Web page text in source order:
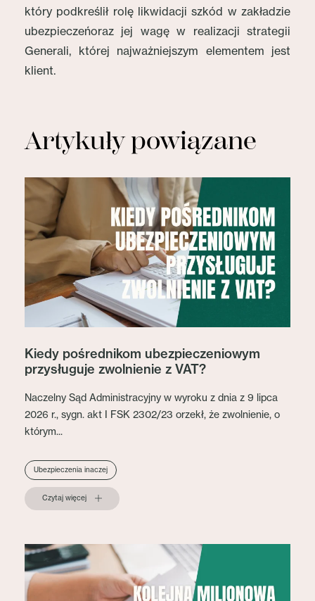
który podkreślił rolę likwidacji szkód w zakładzie
ubezpieczeńoraz jej wagę w realizacji strategii
Generali, której najważniejszym elementem jest
klient.
Artykuły powiązane
Kiedy pośrednikom ubezpieczeniowym
przysługuje zwolnienie z VAT?
Naczelny Sąd Administracyjny w wyroku z dnia z 9 lipca
2026 r., sygn. akt I FSK 2302/23 orzekł, że zwolnienie, o
którym...
Ubezpieczenia inaczej
Czytaj więcej